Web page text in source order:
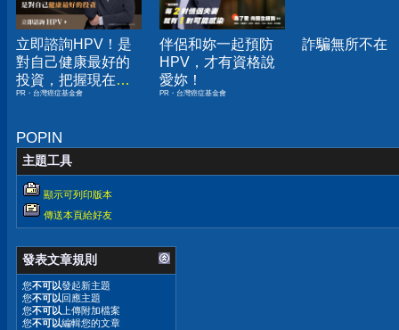
立即諮詢HPV！是
對自己健康最好的
投資，把握現在不
嫌晚！
PR・台灣癌症基金會
伴侶和妳一起預防
HPV，才有資格說
愛妳！
PR・台灣癌症基金會
詐騙無所不在
POPIN
主題工具
顯示可列印版本
傳送本頁給好友
發表文章規則
您不可以發起新主題
您不可以回應主題
您不可以 上傳附加檔案
您不可以編輯您的文章